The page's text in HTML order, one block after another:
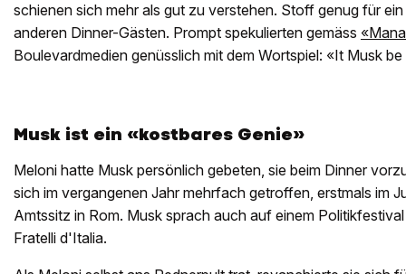
schienen sich mehr als gut zu verstehen. Stoff genug für
anderen Dinner-Gästen. Prompt spekulierten gemäss
Boulevardmedien genüsslich mit dem Wortspiel: «It Musk
Musk ist ein «kostbares Genie»
Meloni hatte Musk persönlich gebeten, sie beim Dinner
sich im vergangenen Jahr mehrfach getroffen, erstmals im
Amtssitz in Rom. Musk sprach auch auf einem
Fratelli d'Italia.